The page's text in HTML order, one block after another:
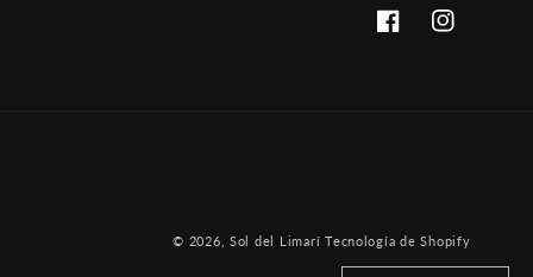
FacebookInstagram
de
© 2026,Sol del Limarí Tecnología de Shopify